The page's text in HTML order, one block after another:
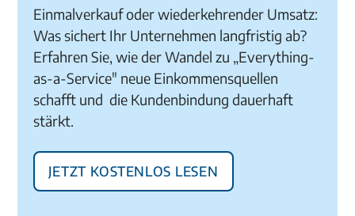
Einmalverkauf oder wiederkehrender Umsatz:
Was sichert Ihr Unternehmen langfristig ab?
Erfahren Sie, wie der Wandel zu „Everything-
as-a-Service" neue Einkommensquellen
schafft und die Kundenbindung dauerhaft
stärkt.
Jetzt kostenlos lesen